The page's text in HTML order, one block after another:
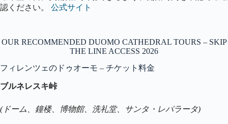
認ください。 公式サイト
OUR RECOMMENDED DUOMO CATHEDRAL TOURS – SKIP
THE LINE ACCESS 2026
フィレンツェのドゥオーモ – チケット料金
ブルネレスキ峠
(ドーム、鐘楼、博物館、洗礼堂、サンタ・レパラータ)